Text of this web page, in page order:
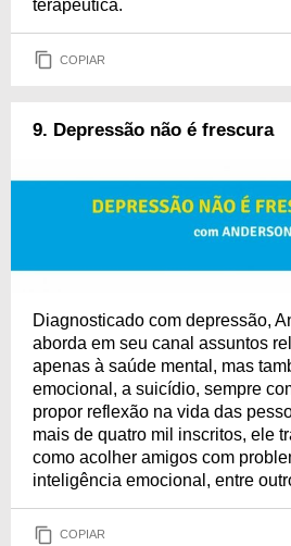
terapêutica.
COPIAR
9. Depressão não é frescura
Diagnosticado com depressão,
aborda em seu canal assuntos
apenas à saúde mental, mas
emocional, a suicídio, sempre
propor reflexão na vida das
mais de quatro mil inscritos, ele
como acolher amigos com
inteligência emocional, entre
COPIAR